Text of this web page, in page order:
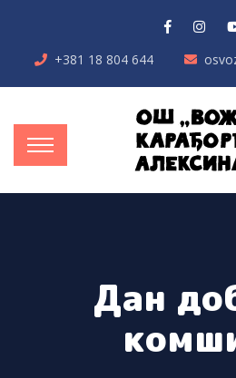
+381 18 804 644
Дан